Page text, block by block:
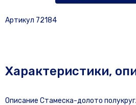
Артикул 72184
Характеристики,
Описание Стамеска-долото